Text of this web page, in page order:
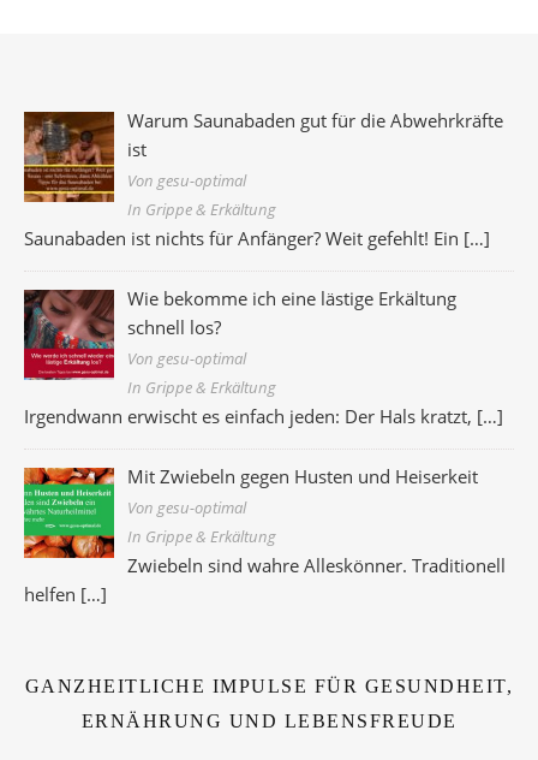
Warum Saunabaden gut für die Abwehrkräfte
ist
Von gesu-optimal
In Grippe & Erkältung
Saunabaden ist nichts für Anfänger? Weit gefehlt! Ein […]
Wie bekomme ich eine lästige Erkältung
schnell los?
Von gesu-optimal
In Grippe & Erkältung
Irgendwann erwischt es einfach jeden: Der Hals kratzt, […]
Mit Zwiebeln gegen Husten und Heiserkeit
Von gesu-optimal
In Grippe & Erkältung
Zwiebeln sind wahre Alleskönner. Traditionell
helfen […]
GANZHEITLICHE IMPULSE FÜR GESUNDHEIT,
ERNÄHRUNG UND LEBENSFREUDE